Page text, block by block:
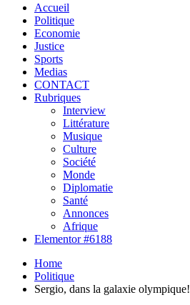
Accueil
Politique
Economie
Justice
Sports
Medias
CONTACT
Rubriques
Interview
Littérature
Musique
Culture
Société
Monde
Diplomatie
Santé
Annonces
Afrique
Elementor #6188
Home
Politique
Sergio, dans la galaxie olympique!